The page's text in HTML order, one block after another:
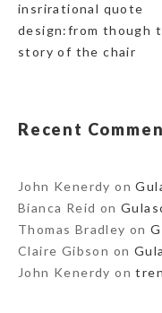
insrirational quote
design:from though
story of the chair
Recent
John Kenerdy on
Bianca Reid on
Thomas Bradley on
Claire Gibson on
John Kenerdy on